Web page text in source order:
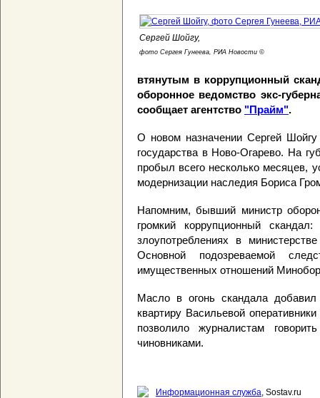
Сергей Шойгу,
фото Сергея Гунеева, РИА Новости ©
втянутым в коррупционный
оборонное ведомство экс-
сообщает агентство "Прайм".
О новом назначении Сергей
государства в Ново-Огарево. На
пробыл всего несколько месяцев,
модернизации наследия Бориса
Напомним, бывший министр
громкий коррупционный
злоупотреблениях в
Основной подозреваемой
имущественных отношений
Масло в огонь скандала
квартиру Васильевой
позволило журналистам
чиновниками.
Информационная служба, Sostav.ru